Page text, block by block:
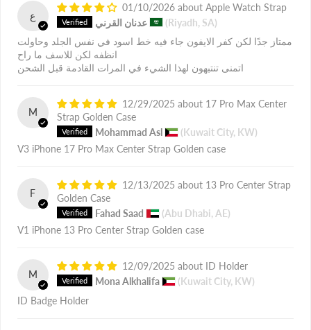
ع
01/10/2026
Apple Watch Strap
عدنان القرني
(Riyadh, SA)
ممتاز جدًا لكن كفر الايفون جاء فيه خط اسود في نفس الجلد وحاولت
انظفه لكن للاسف ما راح
اتمنى تنتبهون لهذا الشيء في المرات القادمة قبل الشحن
M
12/29/2025
17 Pro Max Center
Strap Golden Case
Mohammad Asl
(Kuwait City, KW)
V3 iPhone 17 Pro Max Center Strap Golden case
F
12/13/2025
13 Pro Center Strap
Golden Case
Fahad Saad
(Abu Dhabi, AE)
V1 iPhone 13 Pro Center Strap Golden case
M
12/09/2025
ID Holder
Mona Alkhalifa
(Kuwait City, KW)
ID Badge Holder